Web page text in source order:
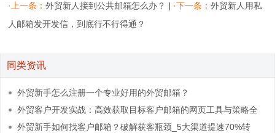
·上一条：外贸新人接到公共邮箱怎么办？ | ·下一条：外贸新人用私
人邮箱发开发信，到底行不行得通？
同类资讯
外贸新手怎么注册一个专业好用的外贸邮箱？
外贸客户开发实战：高效获取目标客户邮箱的网页工具与策略全
解析
外贸新手如何找客户邮箱？破解获客瓶颈_5大渠道提速70%转